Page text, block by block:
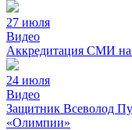
27 июля
Видео
Аккредитация СМИ на
24 июля
Видео
Защитник Всеволод
«Олимпии»